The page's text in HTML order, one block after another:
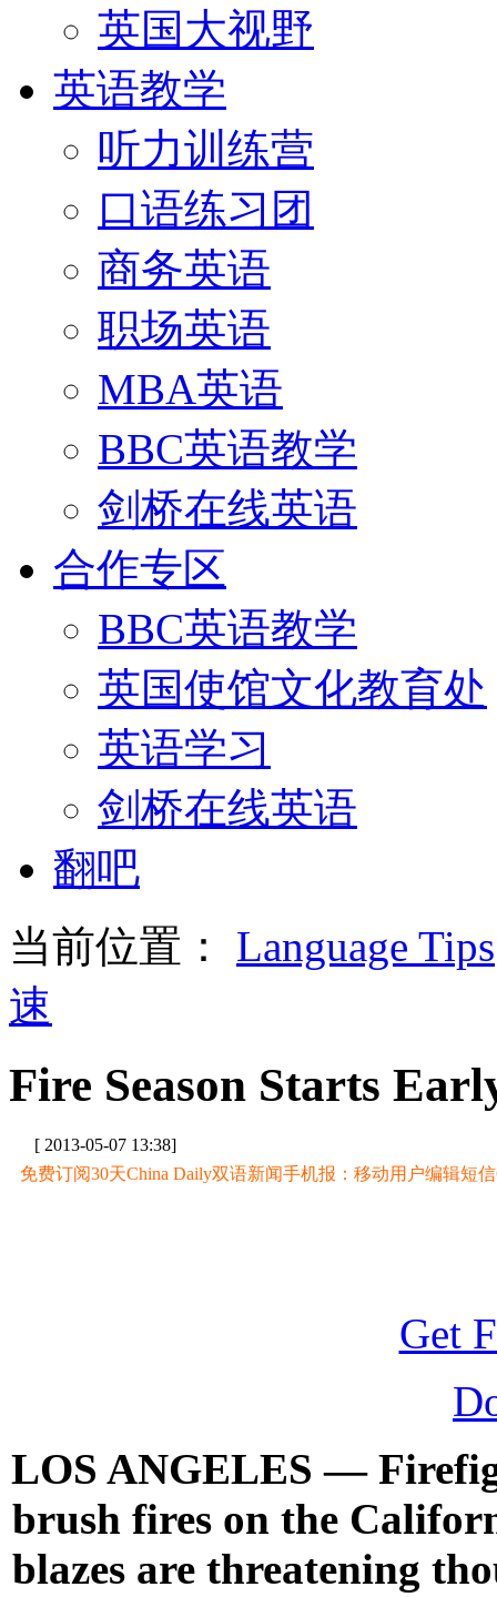
英国大视野
英语教学
听力训练营
口语练习团
商务英语
职场英语
MBA英语
BBC英语教学
剑桥在线英语
合作专区
BBC英语教学
英国使馆文化教育处
英语学习
剑桥在线英语
翻吧
当前位置： Language Tips
速
Fire Season Starts
[ 2013-05-07 13:38]
免费订阅30天China Daily双语新闻手机报：移动用户编辑短信
Get
LOS ANGELES —
brush fires on the
blazes are threatening